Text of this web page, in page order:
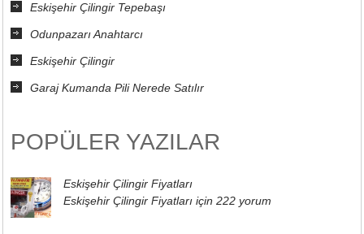
Eskişehir Çilingir Tepebaşı
Odunpazarı Anahtarcı
Eskişehir Çilingir
Garaj Kumanda Pili Nerede Satılır
POPÜLER YAZILAR
Eskişehir Çilingir Fiyatları
Eskişehir Çilingir Fiyatları için 222 yorum